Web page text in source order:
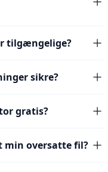
tilgængelige?
sikre?
gratis?
min oversatte fil?